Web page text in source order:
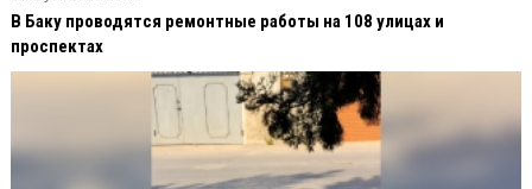
В Баку проводятся ремонтные работы на 108 улицах и
проспектах